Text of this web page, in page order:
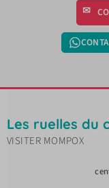
Les ruelles du
VISITER MOMPOX